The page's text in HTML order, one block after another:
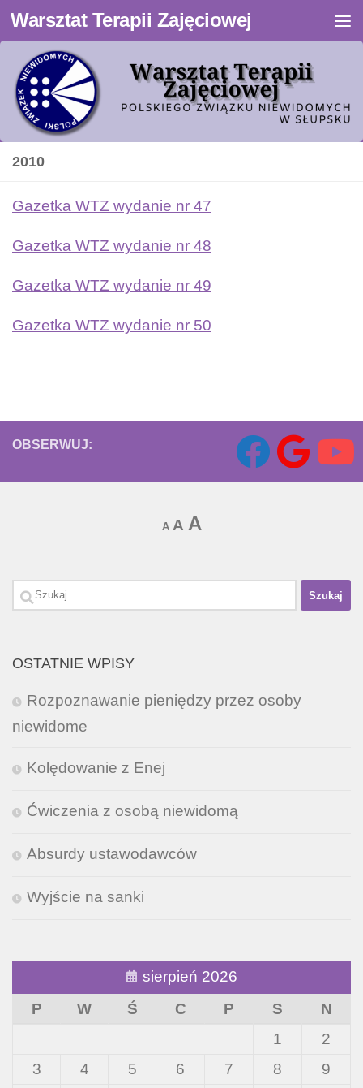
Przejdź do treści
Warsztat Terapii Zajęciowej
2010
Gazetka WTZ wydanie nr 47
Gazetka WTZ wydanie nr 48
Gazetka WTZ wydanie nr 49
Gazetka WTZ wydanie nr 50
OBSERWUJ:
ADecrease
A Reset
AIncrease
Szukaj:
OSTATNIE WPISY
Rozpoznawanie pieniędzy przez osoby
niewidome
Kolędowanie z Enej
Ćwiczenia z osobą niewidomą
Absurdy ustawodawców
Wyjście na sanki
sierpień 2026
P
W Ś C P S
N
1
2
3
4 5 6 7 8
9